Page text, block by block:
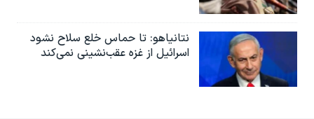
نتانیاهو: تا حماس خلع سلاح نشود
اسرائیل از غزه عقب‌نشینی نمی‌کند